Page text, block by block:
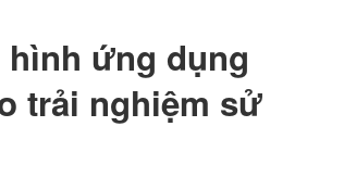
ứng dụng
trải nghiệm sử